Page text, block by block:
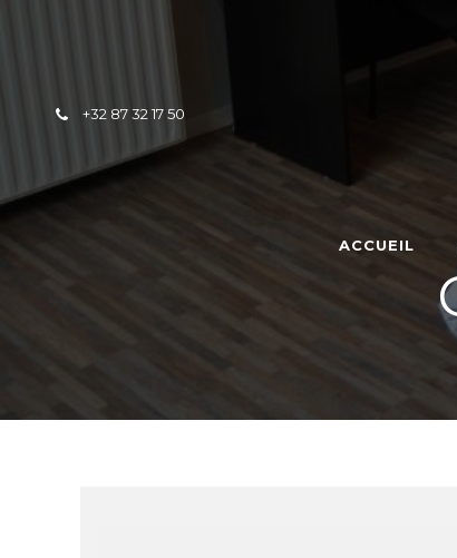
+32 87 32 17 50
ACCUEIL